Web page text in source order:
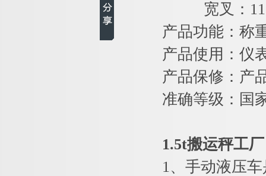
宽叉：
产品功能：称
产品使用：仪
产品保修：产
准确等级：国
1.5t搬运秤工
1、手动液压